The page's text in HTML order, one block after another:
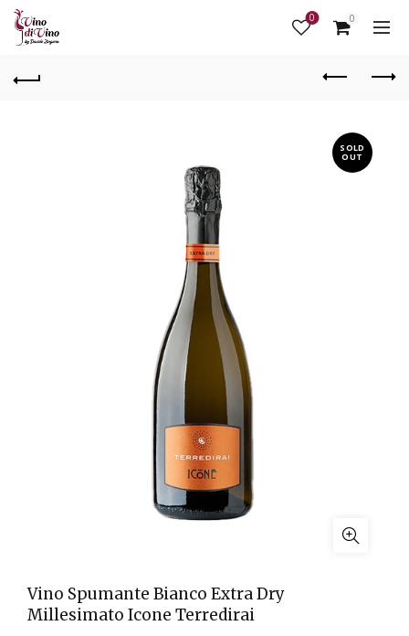
0 0
SOLD
OUT
Vino Spumante Bianco Extra Dry
Millesimato Icone Terredirai